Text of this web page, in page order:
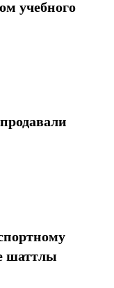
учебного
шаттлы